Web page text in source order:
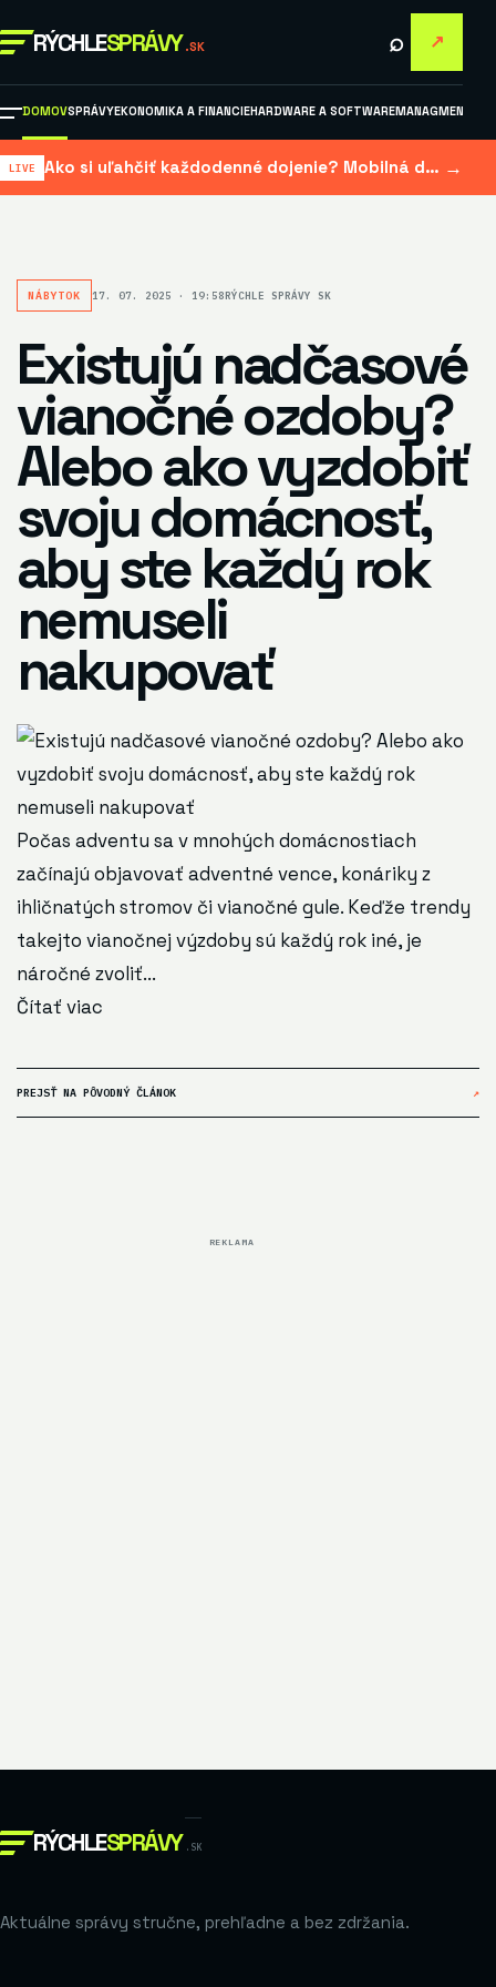
RÝCHLESPRÁVY .SK ⌕ ↗
DOMOVSPRÁVYEKONOMIKA A FINANCIEHARDWARE A SOFTWAREMANAGMENT A
Ako si uľahčiť každodenné dojenie? Mobilná dojačka šetrí čas aj námahu →
NÁBYTOK 17. 07. 2025 · 19:58RÝCHLE SPRÁVY SK
Existujú nadčasové
vianočné ozdoby?
Alebo ako vyzdobiť
svoju domácnosť,
aby ste každý rok
nemuseli
nakupovať
Počas adventu sa v mnohých domácnostiach
začínajú objavovať adventné vence, konáriky z
ihličnatých stromov či vianočné gule. Keďže trendy
takejto vianočnej výzdoby sú každý rok iné, je
náročné zvoliť...
Čítať viac
PREJSŤ NA PÔVODNÝ ČLÁNOK ↗
REKLAMA
RÝCHLESPRÁVY .SK
Aktuálne správy stručne, prehľadne a bez zdržania.